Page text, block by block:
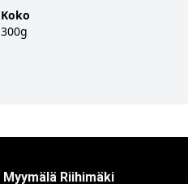
Koko
300g
Myymälä Riihimäki